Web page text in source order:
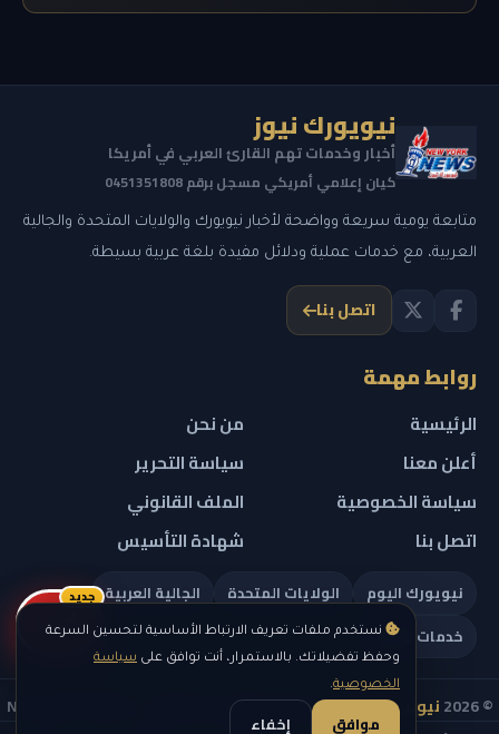
نستخدم ملفات تعريف الارتباط الأساسية لتحسين السرعة
وحفظ تفضيلاتك. بالاستمرار، أنت توافق على سياسة
الخصوصية.
موافق إخفاء
نيويورك نيوز
أخبار وخدمات تهم القارئ العربي في أمريكا
كيان إعلامي أمريكي مسجل برقم 0451351808
متابعة يومية سريعة وواضحة لأخبار نيويورك والولايات المتحدة والجالية
العربية، مع خدمات عملية ودلائل مفيدة بلغة عربية بسيطة.
اتصل بنا
روابط مهمة
الرئيسية
من نحن
أعلن معنا
سياسة التحرير
سياسة الخصوصية
الملف القانوني
اتصل بنا
شهادة التأسيس
نيويورك اليوم الولايات المتحدة
الجالية العربية
خدمات تهمك
© 2026 نيويورك نيوز
— جميع الحقوق محفوظة — NEW YORK NEWS
ريلز
جديد